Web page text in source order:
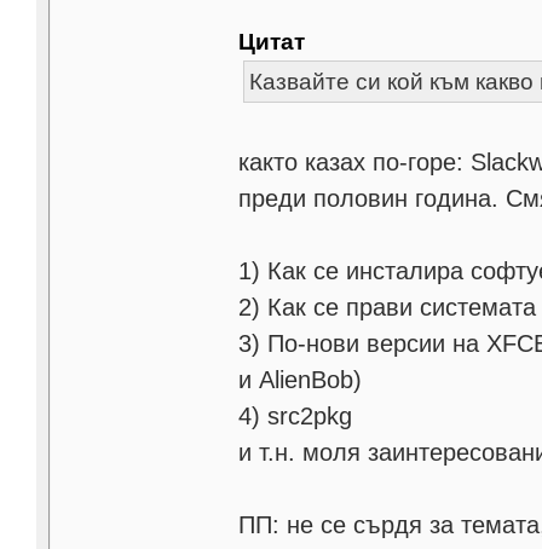
Цитат
Казвайте си кой към
както казах по-горе:
преди половин година.
1) Как се инсталира
2) Как се прави
3) По-нови версии на
и AlienBob)
4) src2pkg
и т.н. моля
ПП: не се сърдя за